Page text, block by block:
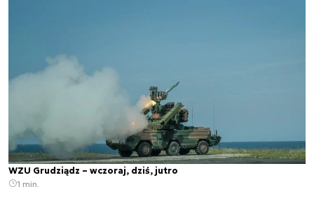
WZU Grudziądz – wczoraj, dziś, jutro
1 min.